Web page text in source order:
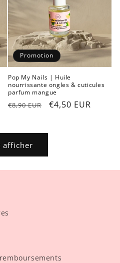
Promotion
Pop My Nails | Huile
nourrissante ongles & cuticules
parfum mangue
Prix
€8,90 EUR
Prix
€4,50 EUR
afficher